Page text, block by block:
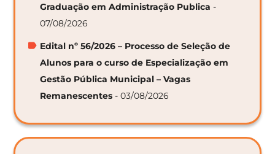
Graduação em Administração Publica -
07/08/2026
Edital nº 56/2026 – Processo de Seleção de
Alunos para o curso de Especialização em
Gestão Pública Municipal – Vagas
Remanescentes - 03/08/2026